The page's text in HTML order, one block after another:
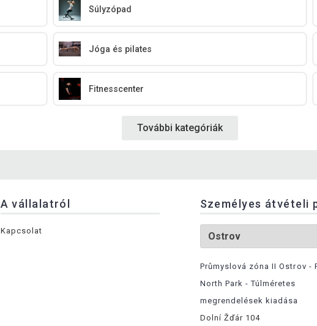
Súlyzópad
Jóga és pilates
Fitnesscenter
További kategóriák
A vállalatról
Kapcsolat
Személyes átvételi
Průmyslová zóna II Ostrov -
North Park - Túlméretes
megrendelések kiadása
Dolní Žďár 104